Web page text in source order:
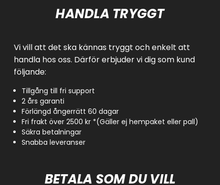
HANDLA TRYGGT
Vi vill att det ska kännas tryggt och enkelt att
handla hos oss. Därför erbjuder vi dig som kund
följande:
Tillgång till fri support
2 års garanti
Förlängd ångerrätt 60 dagar
Fri frakt över 2500 kr *(Gäller ej hempaket eller pall)
Säkra betalningar
Snabba leveranser
BETALA SOM DU VILL